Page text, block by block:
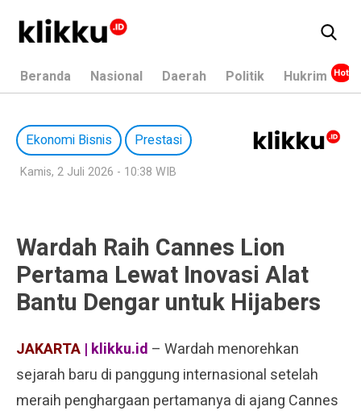
Beranda Nasional Daerah Politik Hukrim
Ekonomi Bisnis Prestasi
Kamis, 2 Juli 2026 - 10:38 WIB
Wardah Raih Cannes Lion
Pertama Lewat Inovasi Alat
Bantu Dengar untuk Hijabers
JAKARTA | klikku.id – Wardah menorehkan
sejarah baru di panggung internasional setelah
meraih penghargaan pertamanya di ajang Cannes